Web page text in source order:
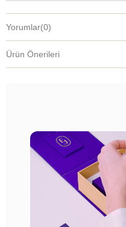
Yorumlar(0)
Ürün Önerileri